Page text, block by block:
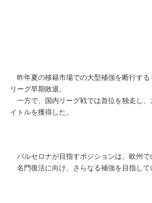
昨年夏の移籍市場での大型補強を断行する
リーグ早期敗退。
一方で、国内リーグ戦では首位を独走し、
イトルを獲得した。
バルセロナが目指すポジションは、欧州で
名門復活に向け、さらなる補強を目指して